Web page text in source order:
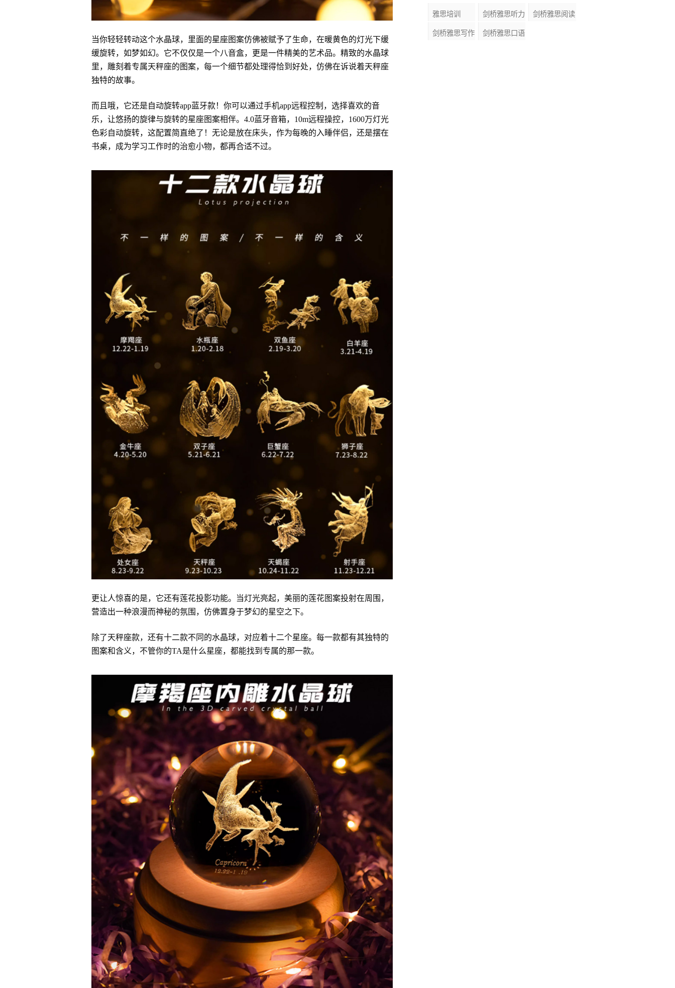
当你轻轻转动这个水晶球，里面的星座图案仿佛被赋予了生命，在暖黄色的灯光下缓
缓旋转，如梦如幻。它不仅仅是一个八音盒，更是一件精美的艺术品。精致的水晶球
里，雕刻着专属天秤座的图案，每一个细节都处理得恰到好处，仿佛在诉说着天秤座
独特的故事。
而且哦，它还是自动旋转app蓝牙款！你可以通过手机app远程控制，选择喜欢的音
乐，让悠扬的旋律与旋转的星座图案相伴。4.0蓝牙音箱，10m远程操控，1600万灯光
色彩自动旋转，这配置简直绝了！无论是放在床头，作为每晚的入睡伴侣，还是摆在
书桌，成为学习工作时的治愈小物，都再合适不过。
更让人惊喜的是，它还有莲花投影功能。当灯光亮起，美丽的莲花图案投射在周围，
营造出一种浪漫而神秘的氛围，仿佛置身于梦幻的星空之下。
除了天秤座款，还有十二款不同的水晶球，对应着十二个星座。每一款都有其独特的
图案和含义，不管你的TA是什么星座，都能找到专属的那一款。
雅思培训 剑桥雅思听力
剑桥雅思阅读
剑桥雅思写作
剑桥雅思口语